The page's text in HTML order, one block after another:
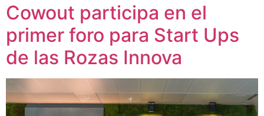
Cowout participa en el
primer foro para Start Ups
de las Rozas Innova